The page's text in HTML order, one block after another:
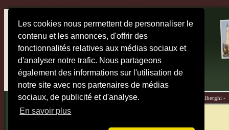
Les cookies nous permettent de personnaliser le
contenu et les annonces, d'offrir des
fonctionnalités relatives aux médias sociaux et
d'analyser notre trafic. Nous partageons
également des informations sur l'utilisation de
notre site avec nos partenaires de médias
sociaux, de publicité et d'analyse.
En savoir plus
Home - Mappe - Destinazioni - Alberghi -